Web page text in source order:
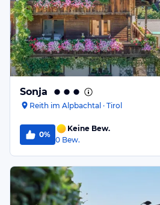
Sonja
Reith im Alpbachtal · Tirol
0%
Keine Bew.
0 Bew.